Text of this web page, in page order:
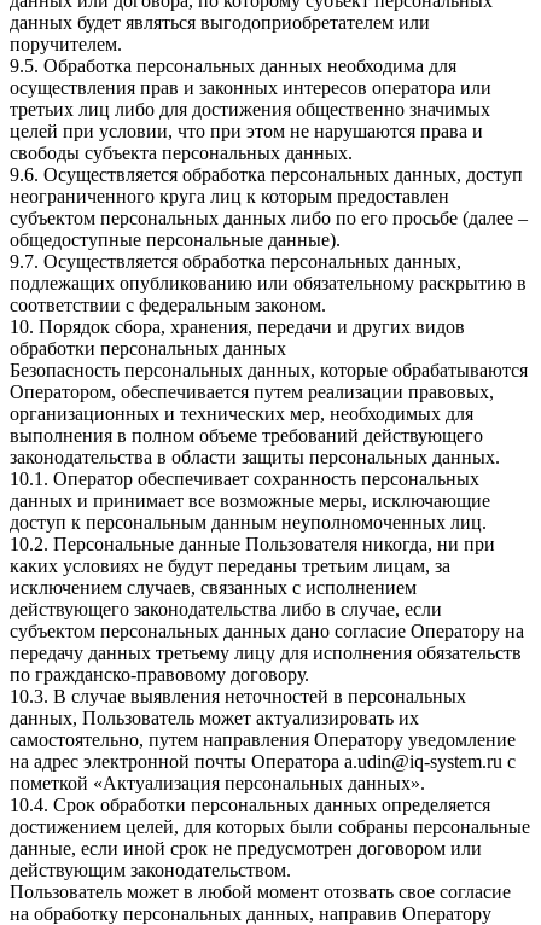
данных будет являться выгодоприобретателем или
поручителем.
9.5. Обработка персональных данных необходима для
осуществления прав и законных интересов оператора или
третьих лиц либо для достижения общественно значимых
целей при условии, что при этом не нарушаются права и
свободы субъекта персональных данных.
9.6. Осуществляется обработка персональных данных, доступ
неограниченного круга лиц к которым предоставлен
субъектом персональных данных либо по его просьбе (далее –
общедоступные персональные данные).
9.7. Осуществляется обработка персональных данных,
подлежащих опубликованию или обязательному раскрытию в
соответствии с федеральным законом.
10. Порядок сбора, хранения, передачи и других видов
обработки персональных данных
Безопасность персональных данных, которые обрабатываются
Оператором, обеспечивается путем реализации правовых,
организационных и технических мер, необходимых для
выполнения в полном объеме требований действующего
законодательства в области защиты персональных данных.
10.1. Оператор обеспечивает сохранность персональных
данных и принимает все возможные меры, исключающие
доступ к персональным данным неуполномоченных лиц.
10.2. Персональные данные Пользователя никогда, ни при
каких условиях не будут переданы третьим лицам, за
исключением случаев, связанных с исполнением
действующего законодательства либо в случае, если
субъектом персональных данных дано согласие Оператору на
передачу данных третьему лицу для исполнения обязательств
по гражданско-правовому договору.
10.3. В случае выявления неточностей в персональных
данных, Пользователь может актуализировать их
самостоятельно, путем направления Оператору уведомление
на адрес электронной почты Оператора a.udin@iq-system.ru с
пометкой «Актуализация персональных данных».
10.4. Срок обработки персональных данных определяется
достижением целей, для которых были собраны персональные
данные, если иной срок не предусмотрен договором или
действующим законодательством.
Пользователь может в любой момент отозвать свое согласие
на обработку персональных данных, направив Оператору